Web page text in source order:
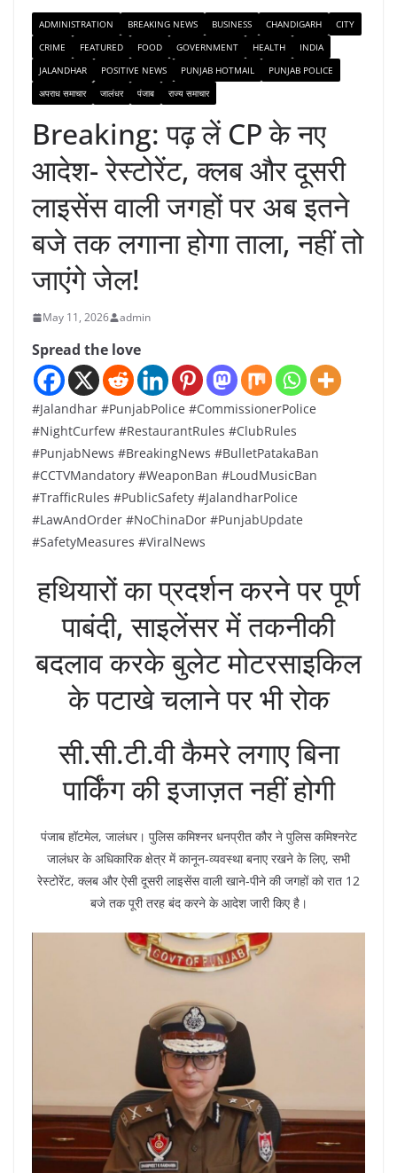
ADMINISTRATION BREAKING NEWS BUSINESS CHANDIGARH
CITY
CRIME
FEATURED FOOD GOVERNMENT HEALTH
INDIA
JALANDHAR
POSITIVE NEWS PUNJAB HOTMAIL
PUNJAB POLICE
अपराध समाचार
जालंधर पंजाब राज्य समाचार
Breaking: पढ़ लें CP के नए
आदेश- रेस्टोरेंट, क्लब और दूसरी
लाइसेंस वाली जगहों पर अब इतने
बजे तक लगाना होगा ताला, नहीं तो
जाएंगे जेल!
May 11, 2026 admin
Spread the love
#Jalandhar #PunjabPolice #CommissionerPolice
#NightCurfew #RestaurantRules #ClubRules
#PunjabNews #BreakingNews #BulletPatakaBan
#CCTVMandatory #WeaponBan #LoudMusicBan
#TrafficRules #PublicSafety #JalandharPolice
#LawAndOrder #NoChinaDor #PunjabUpdate
#SafetyMeasures #ViralNews
हथियारों का प्रदर्शन करने पर पूर्ण
पाबंदी, साइलेंसर में तकनीकी
बदलाव करके बुलेट मोटरसाइकिल
के पटाखे चलाने पर भी रोक
सी.सी.टी.वी कैमरे लगाए बिना
पार्किंग की इजाज़त नहीं होगी
पंजाब हॉटमेल, जालंधर। पुलिस कमिश्नर धनप्रीत कौर ने पुलिस कमिश्नरेट
जालंधर के अधिकारिक क्षेत्र में कानून-व्यवस्था बनाए रखने के लिए, सभी
रेस्टोरेंट, क्लब और ऐसी दूसरी लाइसेंस वाली खाने-पीने की जगहों को रात 12
बजे तक पूरी तरह बंद करने के आदेश जारी किए है।